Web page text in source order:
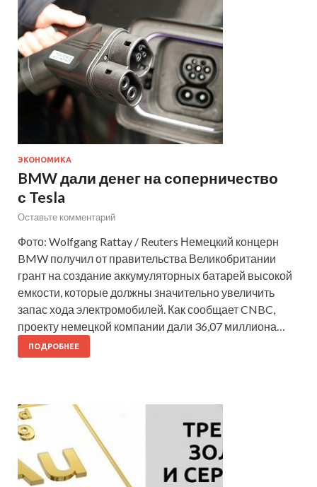
ЭКОНОМИКА
BMW дали денег на соперничество
с Tesla
Оставьте комментарий
Фото: Wolfgang Rattay / Reuters Немецкий концерн
BMW получил от правительства Великобритании
грант на создание аккумуляторных батарей высокой
емкости, которые должны значительно увеличить
запас хода электромобилей. Как сообщает CNBC,
проекту немецкой компании дали 36,07 миллиона…
ПОДРОБНЕЕ